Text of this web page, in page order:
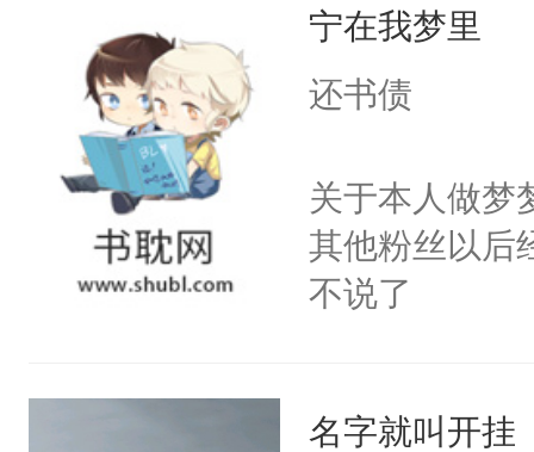
宁在我梦里
还书债
关于本人做梦
其他粉丝以后
不说了
名字就叫开挂